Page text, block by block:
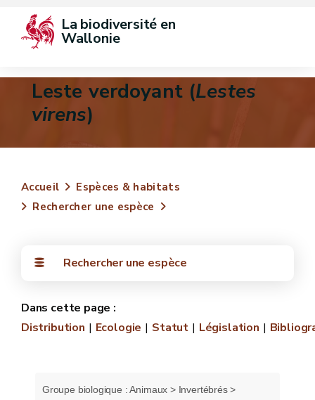
La biodiversité en
Wallonie
Leste verdoyant (Lestes
virens)
Accueil
Espèces & habitats
Rechercher une espèce
Rechercher une espèce
Distribution Ecologie Statut Législation
Groupe biologique : Animaux > Invertébrés >